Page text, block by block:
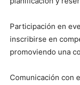
Participación en
inscribirse en
promoviendo una
Comunicación con